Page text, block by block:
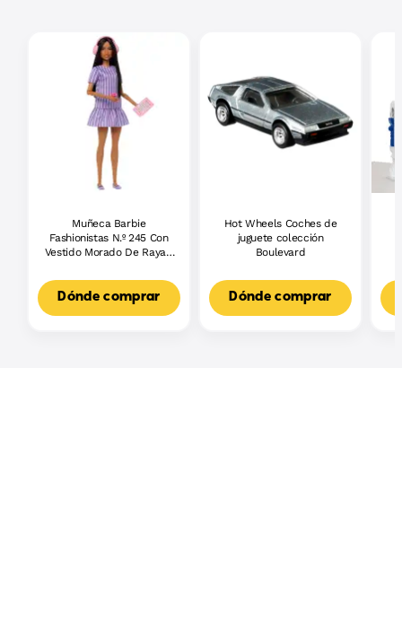
Muñeca Barbie
Fashionistas N.º 245 Con
Vestido Morado De Rayas,
Con Accesorios
Dónde comprar
Hot Wheels Coches de
juguete colección
Boulevard
Dónde comprar